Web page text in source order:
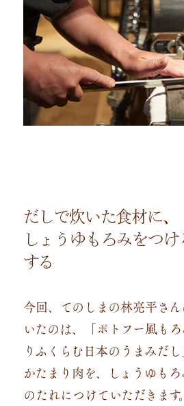
だしで炊いた食材に、
しょうゆもろみをつ
する
今回、てのしまの林亮平さ
いたのは、「ポトフー風も
りふくらむ日本のうまみだ
かたまり肉を、しょうゆも
のたれにつけていただきます。